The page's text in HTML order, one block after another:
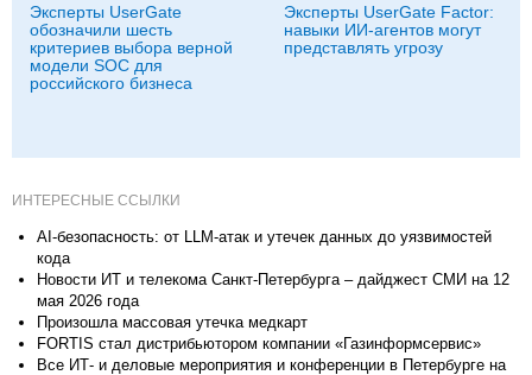
Эксперты UserGate
обозначили шесть
критериев выбора верной
модели SOC для
российского бизнеса
Эксперты UserGate Factor:
навыки ИИ-агентов могут
представлять угрозу
ИНТЕРЕСНЫЕ ССЫЛКИ
AI-безопасность: от LLM-атак и утечек данных до уязвимостей
кода
Новости ИТ и телекома Санкт-Петербурга – дайджест СМИ на 12
мая 2026 года
Произошла массовая утечка медкарт
FORTIS стал дистрибьютором компании «Газинформсервис»
Все ИТ- и деловые мероприятия и конференции в Петербурге на